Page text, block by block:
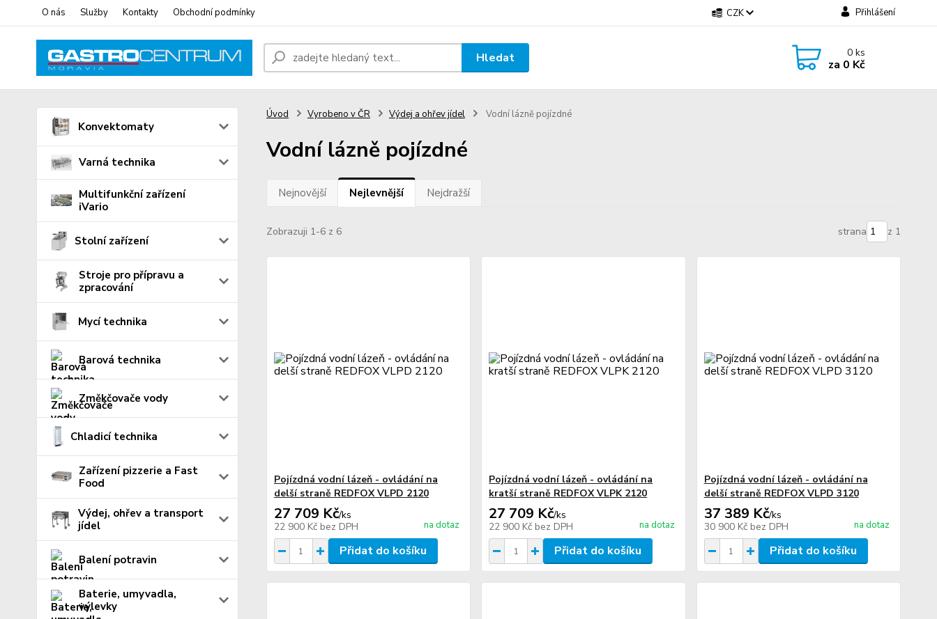
O nás Služby Kontakty Obchodní podmínky CZK Přihlášení
Hledat 0ks
za 0 Kč
Konvektomaty
Varná technika
Multifunkční zařízení
iVario
Stolní zařízení
Stroje pro přípravu a
zpracování
Mycí technika
Barová technika
Změkčovače vody
Chladicí technika
Zařízení pizzerie a Fast
Food
Výdej, ohřev a transport
jídel
Balení potravin
Baterie, umyvadla,
výlevky
Úvod Vyrobeno v ČR Výdej a ohřev jídel Vodní lázně pojízdné
Vodní lázně pojízdné
Nejnovější Nejlevnější Nejdražší
Zobrazuji 1-6 z 6 strana z 1
Pojízdná vodní lázeň - ovládání na
delší straně REDFOX VLPD 2120
27 709 Kč/ks
22 900 Kč bez DPH na dotaz
Přidat do košíku
Pojízdná vodní lázeň - ovládání na
kratší straně REDFOX VLPK 2120
27 709 Kč/ks
22 900 Kč bez DPH na dotaz
Přidat do košíku
Pojízdná vodní lázeň - ovládání na
delší straně REDFOX VLPD 3120
37 389 Kč/ks
30 900 Kč bez DPH na dotaz
Přidat do košíku